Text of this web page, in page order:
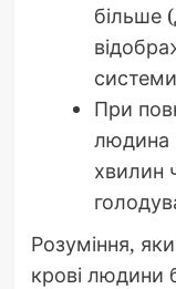
більше
При
людина
хвилин
Розуміння,
крові людини